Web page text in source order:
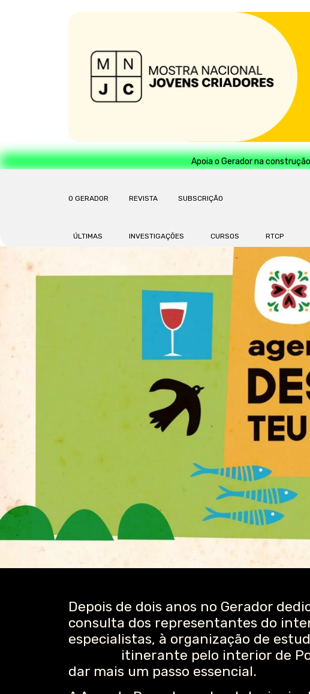
Apoia o Gerador na
O GERADOR REVISTA
SUBSCRIÇÃO
ÚLTIMAS INVESTIGAÇÕES CURSOS RTCP
Depois de dois anos no Gerador
consulta dos representantes do
especialistas, à organização de
itinerante pelo interior de
dar mais um passo essencial.